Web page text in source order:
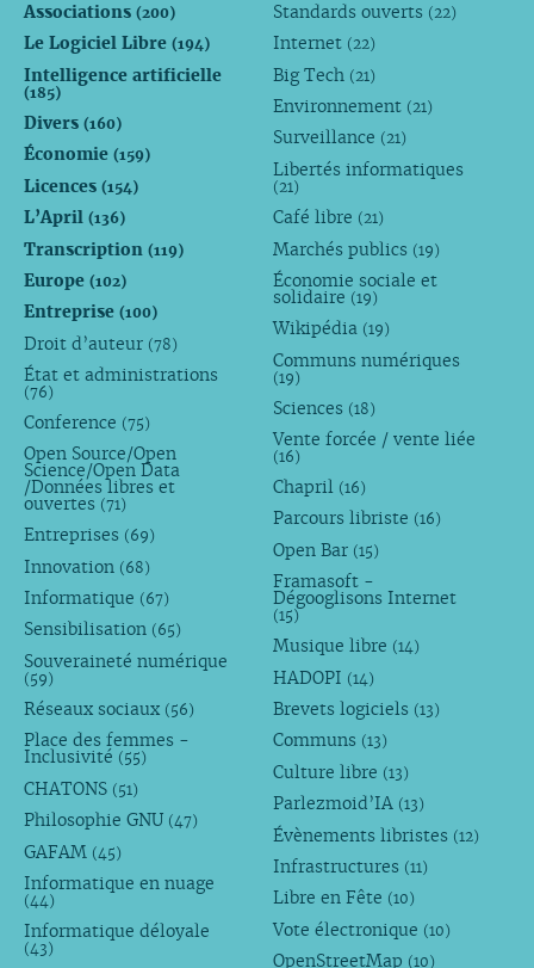
Associations (200)
Le Logiciel Libre (194)
Intelligence artificielle
(185)
Divers (160)
Économie (159)
Licences (154)
L’April (136)
Transcription (119)
Europe (102)
Entreprise (100)
Droit d’auteur (78)
État et administrations
(76)
Conference (75)
Open Source/Open
Science/Open Data
/Données libres et
ouvertes (71)
Entreprises (69)
Innovation (68)
Informatique (67)
Sensibilisation (65)
Souveraineté numérique
(59)
Réseaux sociaux (56)
Place des femmes -
Inclusivité (55)
CHATONS (51)
Philosophie GNU (47)
GAFAM (45)
Informatique en nuage
(44)
Informatique déloyale
(43)
Standards ouverts (22)
Internet (22)
Big Tech (21)
Environnement (21)
Surveillance (21)
Libertés informatiques
(21)
Café libre (21)
Marchés publics (19)
Économie sociale et
solidaire (19)
Wikipédia (19)
Communs numériques
(19)
Sciences (18)
Vente forcée / vente liée
(16)
Chapril (16)
Parcours libriste (16)
Open Bar (15)
Framasoft -
Dégooglisons Internet
(15)
Musique libre (14)
HADOPI (14)
Brevets logiciels (13)
Communs (13)
Culture libre (13)
Parlezmoid’IA (13)
Évènements libristes (12)
Infrastructures (11)
Libre en Fête (10)
Vote électronique (10)
OpenStreetMap (10)